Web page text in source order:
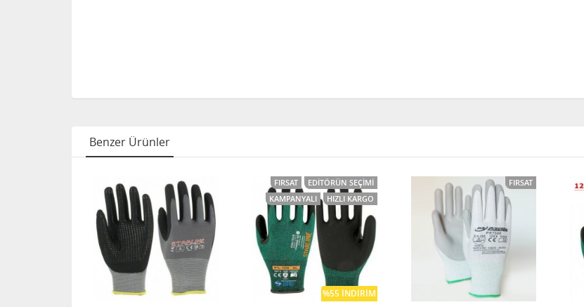
Benzer Ürünler
FIRSAT
EDITÖRÜN SEÇIMI
KAMPANYALI
HIZLI KARGO
%55 İNDIRIM
FIRSAT